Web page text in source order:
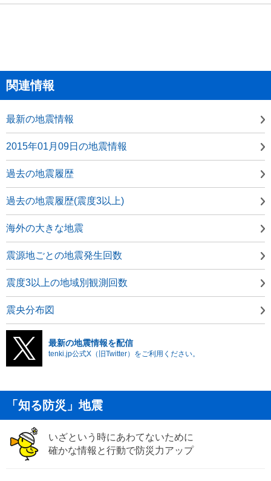
関連情報
最新の地震情報
2015年01月09日の地震情報
過去の地震履歴
過去の地震履歴(震度3以上)
海外の大きな地震
震源地ごとの地震発生回数
震度3以上の地域別観測回数
震央分布図
最新の地震情報を配信
tenki.jp公式X（旧Twitter）をご利用ください。
「知る防災」地震
いざという時にあわてないために
確かな情報と行動で防災力アップ